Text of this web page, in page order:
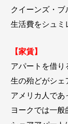
クイーンズ・ブ
生活費をシュミ
【家賃】
アパートを借り
生の殆どがシェ
アメリカ人であ
ヨークでは一般